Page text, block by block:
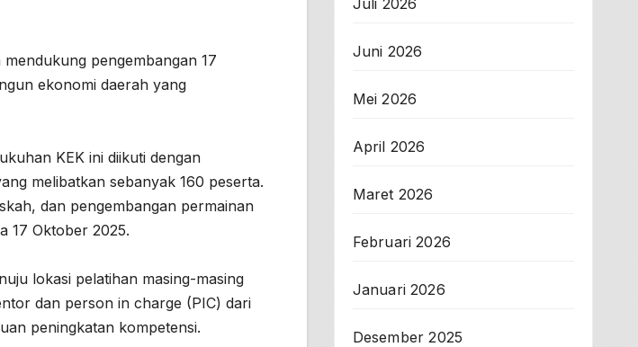
pengembangan 17
ekonomi daerah yang
KEK ini diikuti dengan
melibatkan sebanyak 160 peserta.
dan pengembangan permainan
17 Oktober 2025.
lokasi pelatihan masing-masing
dan person in charge (PIC) dari
peningkatan kompetensi.
Juni 2026
Mei 2026
April 2026
Maret 2026
Februari 2026
Januari 2026
Desember 2025